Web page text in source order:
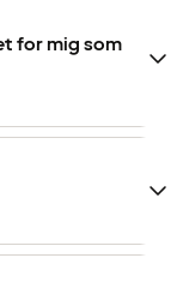
for mig som